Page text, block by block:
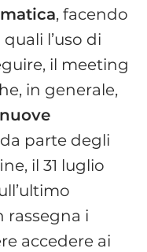
, facendo
l’uso di
il meeting
in generale,
nuove
parte degli
il 31 luglio
rassegna i
accedere ai